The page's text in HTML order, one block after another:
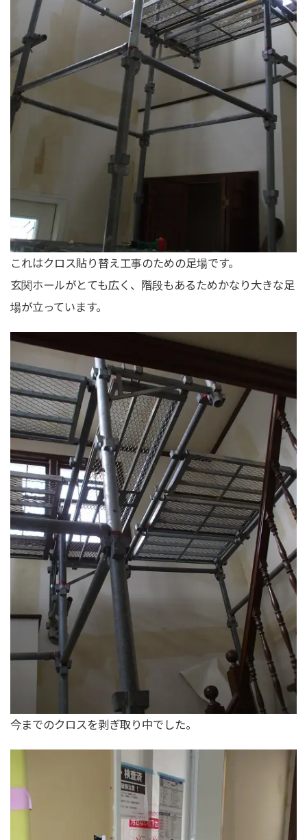
これはクロス貼り替え工事のための足場です。
玄関ホールがとても広く、階段もあるためかなり大きな足
場が立っています。
今までのクロスを剥ぎ取り中でした。